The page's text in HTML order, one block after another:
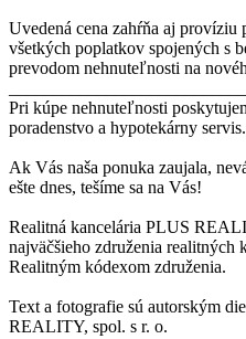
Uvedená cena zahŕňa aj províziu
všetkých poplatkov spojených s
prevodom nehnuteľnosti na
Pri kúpe nehnuteľnosti
poradenstvo a hypotekárny servis.
Ak Vás naša ponuka zaujala,
ešte dnes, tešíme sa na Vás!
Realitná kancelária PLUS
najväčšieho združenia realitných
Realitným kódexom združenia.
Text a fotografie sú autorským
REALITY, spol. s r. o.